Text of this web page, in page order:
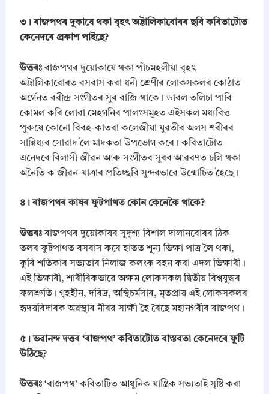
​৩। ৰাজপথৰ দুকাষে থকা বৃহৎ অট্টালিকাবোৰৰ ছবি কবিতাটোত
কেনেদৰে প্ৰকাশ পাইছে?
উত্তৰঃৰাজপথৰ দুয়োকাষে থকা পাঁচমহলীয়া বৃহৎ
অট্টালিকাবোৰত বসবাস কৰা ধনী শ্ৰেণীৰ লোকসকলৰ কোঠাত
অৰ্গেনত ৰবীন্দ্ৰ সংগীতৰ সুৰ বাজি থাকে। ডাবল তলিচা পাৰি
কোমল কৰি লোৱা মেহগনিৰ পালংসমূহত এইসকল মধ্যবিত্ত
পুৰুষে কোনো বিৰহ-কাতৰা কলেজীয়া যুৱতীৰ অলস শৰীৰৰ
সান্নিধ্যৰ সোৱাদ লৈ মাদকতা উপভোগ কৰে। কবিতাটোত
এনেদৰে বিলাসী জীৱন আৰু সংগীতৰ সুৰৰ আৱৰণত চলি থকা
অনৈতি ক জীৱন-যাত্ৰাৰ প্ৰতিচ্ছবি সুন্দৰভাৱে উন্মোচিত হৈছে।
​৪। ৰাজপথৰ কাষৰ ফুটপাথত কোন কেনেকৈ থাকে?
উত্তৰঃৰাজপথৰ দুয়োকাষৰ সুদৃশ্য বিশাল দালানবোৰৰ ঠিক
তলৰ ফুটপাথত বসবাস কৰে হাতত শূন্য ভিক্ষা পাত্ৰ লৈ থকা,
কুৰি শতিকাৰ সভ্যতাৰ নিলাজ কলংক বহন কৰা এদল ভিক্ষাৰী।
এই ভিক্ষাৰী, শাৰীৰিকভাৱে অক্ষম লোকসকল দ্বিতীয় বিশ্বযুদ্ধৰ
ফলশ্ৰুতি। গৃহহীন, দৰিদ্ৰ, অস্থিচৰ্মসাৰ, মৃতপ্ৰায় এই লোকসকলৰ
হৃদয়বিদাৰক অৱস্থাৰ নীৰৱ সাক্ষী হৈ ৰৈছে মহানগৰীৰ ৰাজপথ।
​৫। ভৱানন্দ দত্তৰ ‘ৰাজপথ’ কবিতাটোত বাস্তবতা কেনেদৰে ফুটি
উঠিছে?
উত্তৰঃ‘ৰাজপথ’ কবিতাটিত আধুনিক যান্ত্ৰিক সভ্যতাই সৃষ্টি কৰা